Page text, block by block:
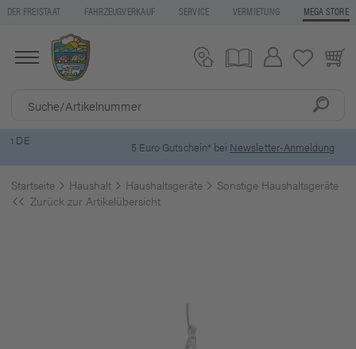
DER FREISTAAT FAHRZEUGVERKAUF SERVICE VERMIETUNG MEGA STORE
5 Euro Gutschein* beiNewsletter-Anmeldung
Startseite Haushalt Haushaltsgeräte
Sonstige Haushaltsgeräte
Zurück zur Artikelübersicht